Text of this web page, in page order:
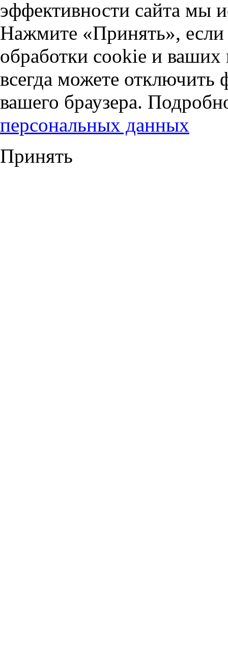
эффективности сайта мы
Нажмите «Принять», если
обработки cookie и
всегда можете отключить
вашего браузера.
персональных данных
Принять